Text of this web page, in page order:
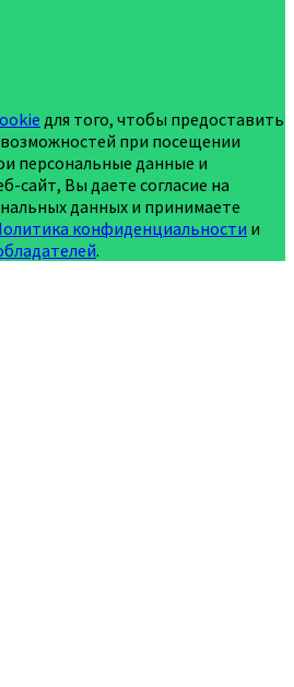
для того, чтобы предоставить
при посещении
персональные данные и
сайт, Вы даете согласие на
данных и принимаете
конфиденциальности и
.